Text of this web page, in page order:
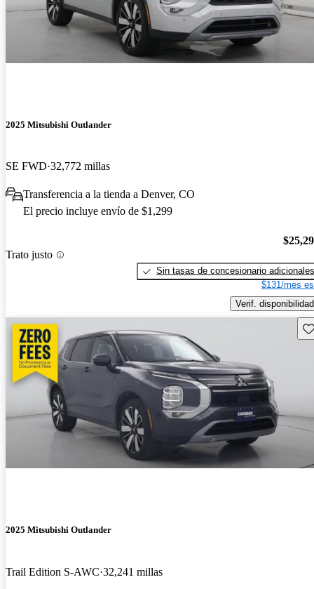
2025 Mitsubishi Outlander
SE FWD 32,772 millas
Transferencia a la tienda a Denver, CO
El precio incluye envío de $1,299
Trato justo
Sin tasas de concesionario adicionales
$131/mes
Verif. disponibilidad
2025 Mitsubishi Outlander
Trail Edition S-AWC 32,241 millas